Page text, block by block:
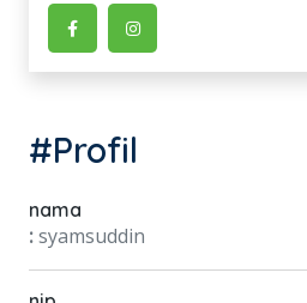
#Profil
nama
:syamsuddin